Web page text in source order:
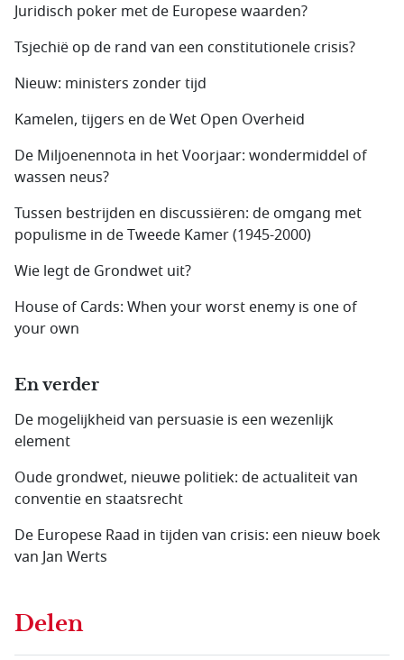
Juridisch poker met de Europese waarden?
Tsjechië op de rand van een constitutionele crisis?
Nieuw: ministers zonder tijd
Kamelen, tijgers en de Wet Open Overheid
De Miljoenennota in het Voorjaar: wondermiddel of
wassen neus?
Tussen bestrijden en discussiëren: de omgang met
populisme in de Tweede Kamer (1945-2000)
Wie legt de Grondwet uit?
House of Cards: When your worst enemy is one of
your own
En verder
De mogelijkheid van persuasie is een wezenlijk
element
Oude grondwet, nieuwe politiek: de actualiteit van
conventie en staatsrecht
De Europese Raad in tijden van crisis: een nieuw boek
van Jan Werts
Delen